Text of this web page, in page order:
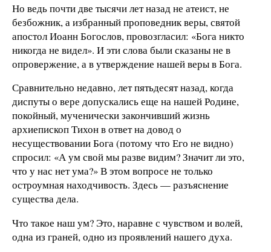
Но ведь почти две тысячи лет назад не атеист, не
безбожник, а избранный проповедник веры, святой
апостол Иоанн Богослов, провозгласил: «Бога никто
никогда не видел». И эти слова были сказаны не в
опровержение, а в утверждение нашей веры в Бога.
Сравнительно недавно, лет пятьдесят назад, когда
диспуты о вере допускались еще на нашей Родине,
покойный, мученически закончивший жизнь
архиепископ Тихон в ответ на довод о
несуществовании Бога (потому что Его не видно)
спросил: «А ум свой мы разве видим? Значит ли это,
что у нас нет ума?» В этом вопросе не только
остроумная находчивость. Здесь — разъяснение
существа дела.
Что такое наш ум? Это, наравне с чувством и волей,
одна из граней, одно из проявлений нашего духа.